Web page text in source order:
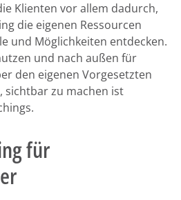
Klienten vor allem dadurch,
die eigenen Ressourcen
und Möglichkeiten entdecken.
und nach außen für
den eigenen Vorgesetzten
sichtbar zu machen ist
für